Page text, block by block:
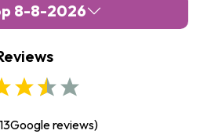
8-8-2026
Google reviews)